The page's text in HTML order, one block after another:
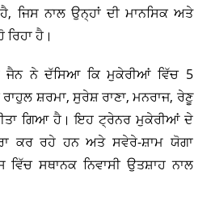
ਜਿਸ ਨਾਲ ਉਨ੍ਹਾਂ ਦੀ ਮਾਨਸਿਕ ਅਤੇ
ਹੈ।
ਜੈਨ ਨੇ ਦੱਸਿਆ ਕਿ ਮੁਕੇਰੀਆਂ ਵਿੱਚ 5
ਸ਼ਰਮਾ, ਸੁਰੇਸ਼ ਰਾਣਾ, ਮਨਰਾਜ, ਰੇਣੂ
ਗਿਆ ਹੈ। ਇਹ ਟ੍ਰੇਨਰ ਮੁਕੇਰੀਆਂ ਦੇ
ਕਰ ਰਹੇ ਹਨ ਅਤੇ ਸਵੇਰੇ-ਸ਼ਾਮ ਯੋਗਾ
ਵਿੱਚ ਸਥਾਨਕ ਨਿਵਾਸੀ ਉਤਸ਼ਾਹ ਨਾਲ